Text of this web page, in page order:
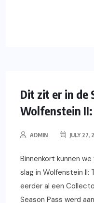
Dit zit er in de
Wolfenstein II:
ADMIN JULY 27,
Binnenkort kunnen
slag in Wolfenstein II:
eerder al een
Season Pass werd